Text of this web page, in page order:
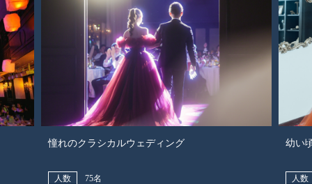
憧れのクラシカルウェディング
人数
75名
幼い
人数